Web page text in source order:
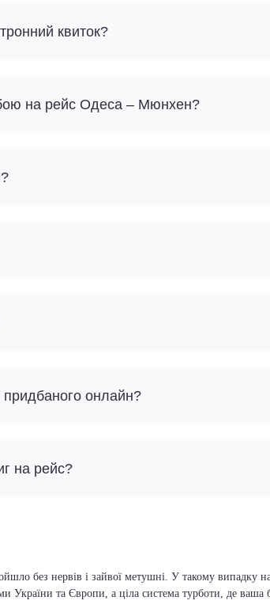
квиток?
на рейс Одеса – Мюнхен?
онлайн?
на рейс?
без нервів і зайвої метушні. У такому
України та Європи, а ціла система турботи, де